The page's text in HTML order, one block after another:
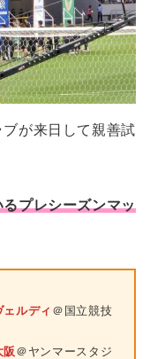
が来日して親善試
プレシーズンマッ
ルディ ＠国立競技
阪 ＠ヤンマースタジ